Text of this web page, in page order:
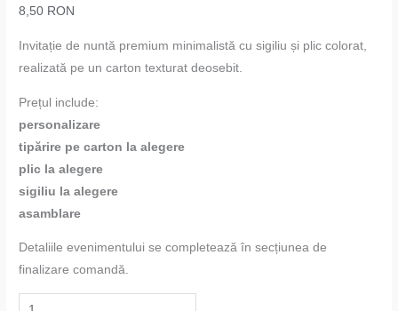
8,50 RON
Invitație de nuntă premium minimalistă cu sigiliu și plic colorat,
realizată pe un carton texturat deosebit.
Prețul include:
personalizare
tipărire pe carton la alegere
plic la alegere
sigiliu la alegere
asamblare
Detaliile evenimentului se completează în secțiunea de
finalizare comandă.